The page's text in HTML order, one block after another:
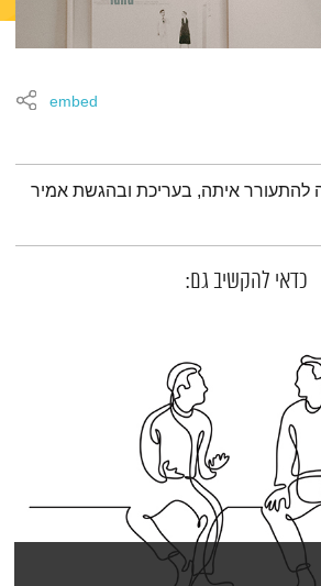
embed
להתעורר איתה, בעריכת ובהגשת אמיר
כדאי להקשיב גם: